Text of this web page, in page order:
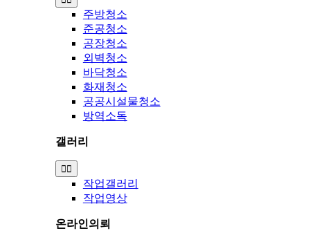
Navigation
주방청소
준공청소
공장청소
외벽청소
바닥청소
화재청소
공공시설물청소
방역소독
갤러리
Toggle
Navigation
작업갤러리
작업영상
온라인의뢰